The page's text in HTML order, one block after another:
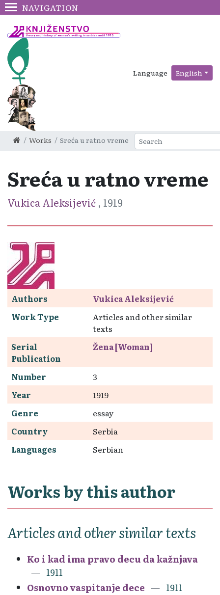
NAVIGATION
Language English
Works Sreća u ratno vreme
Sreća u ratno vreme
Vukica Aleksijević , 1919
Authors
Vukica Aleksijević
Work Type
Articles and other similar
texts
Serial
Publication
Žena [Woman]
Number
3
Year
1919
Genre
essay
Country
Serbia
Languages
Serbian
Works by this author
Articles and other similar texts
Ko i kad ima pravo decu da kažnjava
1911
Osnovno vaspitanje dece
1911